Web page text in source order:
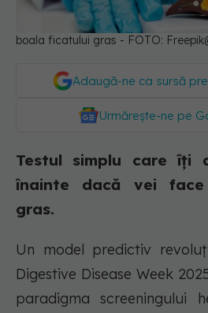
boala ficatului gras - FOTO:
Adaugă-ne ca sursă
Urmărește-ne pe
Testul simplu care îți
înainte dacă vei
gras.
Un model predictiv
Digestive Disease Week
paradigma screeningului